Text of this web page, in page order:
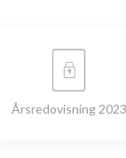
Årsredovisning 2023